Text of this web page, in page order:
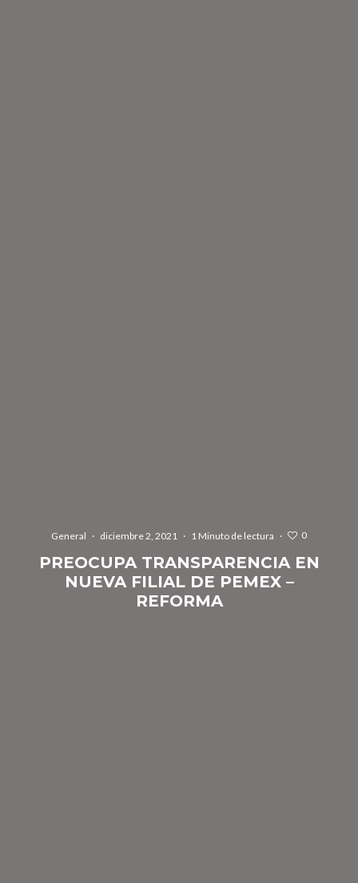
General · diciembre 2, 2021 · 1 Minuto de lectura · 0
PREOCUPA TRANSPARENCIA EN
NUEVA FILIAL DE PEMEX –
REFORMA